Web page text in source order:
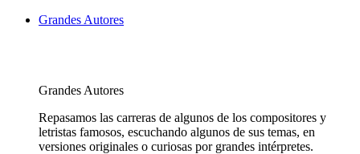
Grandes Autores
Grandes Autores
Repasamos las carreras de algunos de los compositores y
letristas famosos, escuchando algunos de sus temas, en
versiones originales o curiosas por grandes intérpretes.